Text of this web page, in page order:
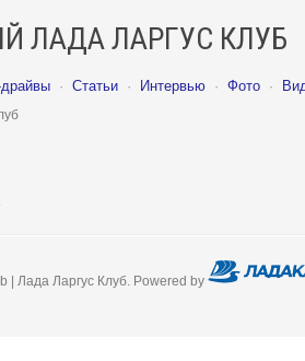
ЛАДА ЛАРГУС КЛУБ
драйвы · Статьи · Интервью · Фото ·
| Лада Ларгус Клуб. Powered by